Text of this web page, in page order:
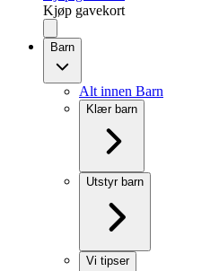
Kjøp gavekort
Barn
Alt innen Barn
Klær barn
Utstyr barn
Vi tipser